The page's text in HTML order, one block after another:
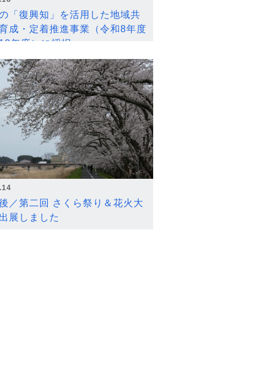
「復興知」を活用した地域共
成・定着推進事業（令和8年度
年度）に採択
／第二回 さくら祭り＆花火大
展しました